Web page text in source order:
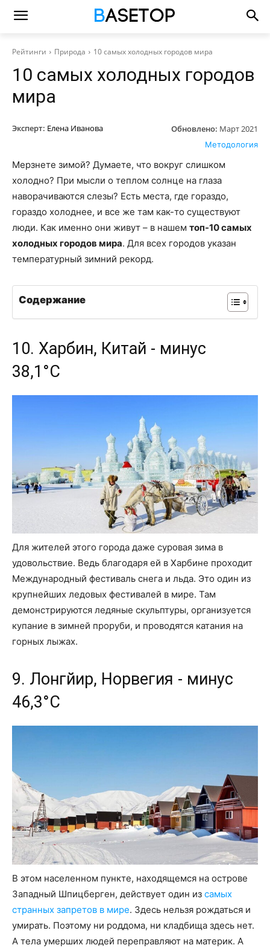
Рейтинги Природа 10 самых холодных городов мира
10 самых холодных городов
мира
Эксперт: Елена Иванова Обновлено: Март 2021
Методология
Мерзнете зимой? Думаете, что вокруг слишком
холодно? При мысли о теплом солнце на глаза
наворачиваются слезы? Есть места, где гораздо,
гораздо холоднее, и все же там как-то существуют
люди. Как именно они живут – в нашем топ-10 самых
холодных городов мира. Для всех городов указан
температурный зимний рекорд.
Содержание
10. Харбин, Китай - минус
38,1°C
Для жителей этого города даже суровая зима в
удовольствие. Ведь благодаря ей в Харбине проходит
Международный фестиваль снега и льда. Это один из
крупнейших ледовых фестивалей в мире. Там
демонстрируются ледяные скульптуры, организуется
купание в зимней проруби, и проводятся катания на
горных лыжах.
9. Лонгйир, Норвегия - минус
46,3°C
В этом населенном пункте, находящемся на острове
Западный Шпицберген, действует один из самых
странных запретов в мире. Здесь нельзя рождаться и
умирать. Поэтому ни роддома, ни кладбища здесь нет.
А тела умерших людей переправляют на материк. А